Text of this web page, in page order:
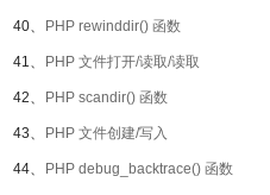
40、 PHP rewinddir() 函数
41、 PHP 文件打开/读取/读取
42、 PHP scandir() 函数
43、 PHP 文件创建/写入
44、 PHP debug_backtrace() 函数